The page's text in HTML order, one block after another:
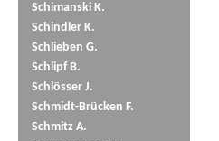
Schimanski K.
Schindler K.
Schlieben G.
Schlipf B.
Schlösser J.
Schmidt-Brücken F.
Schmitz A.